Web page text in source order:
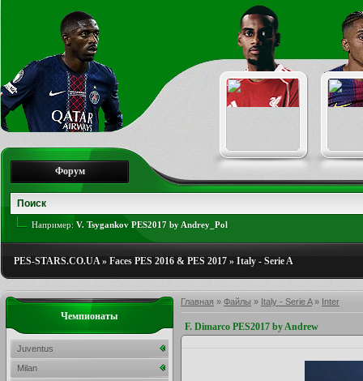
Форум
Например: V. Tsygankov PES2017 by Andrey_Pol
PES-STARS.CO.UA» Faces PES 2016 & PES 2017 » Italy - Serie A
Главная » Файлы » Italy - Serie A» Inter
F. Dimarco PES2017 by Andrew
Чемпионаты
Juventus
Milan